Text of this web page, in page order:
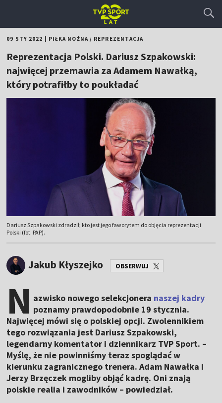
09 STY 2022 PIŁKA NOŻNA/ REPREZENTACJA
Reprezentacja Polski. Dariusz Szpakowski:
najwięcej przemawia za Adamem Nawałką,
który potrafiłby to poukładać
Dariusz Szpakowski zdradził, kto jest jego faworytem do objęcia reprezentacji
Polski (fot. PAP).
Jakub Kłyszejko OBSERWUJ
N azwisko nowego selekcjonera naszej kadry
poznamy prawdopodobnie 19 stycznia.
Najwięcej mówi się o polskiej opcji. Zwolennikiem
tego rozwiązania jest Dariusz Szpakowski,
legendarny komentator i dziennikarz TVP Sport. –
Myślę, że nie powinniśmy teraz spoglądać w
kierunku zagranicznego trenera. Adam Nawałka i
Jerzy Brzęczek mogliby objąć kadrę. Oni znają
polskie realia i zawodników – powiedział.